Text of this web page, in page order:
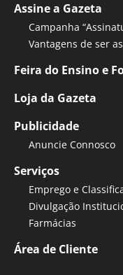
Assine a Gazeta
Campanha
Vantagens de ser
Feira do Ensino e
Loja da Gazeta
Publicidade
Anuncie Connosco
Serviços
Emprego e
Divulgação
Farmácias
Área de Cliente